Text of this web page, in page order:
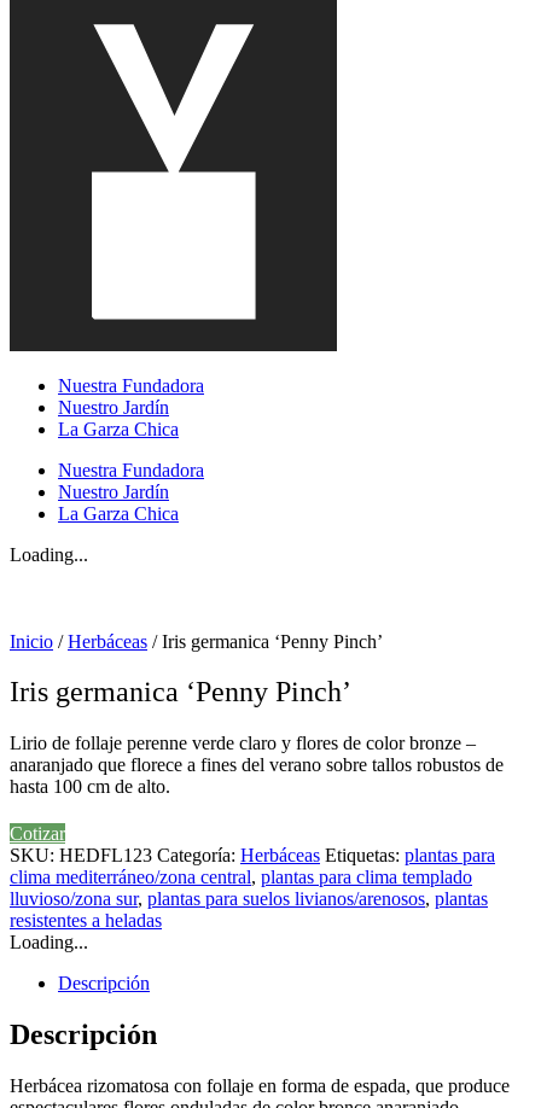
Nuestra Fundadora
Nuestro Jardín
La Garza Chica
Nuestra Fundadora
Nuestro Jardín
La Garza Chica
Loading...
Inicio /Herbáceas / Iris germanica ‘Penny Pinch’
Iris germanica ‘Penny Pinch’
Lirio de follaje perenne verde claro y flores de color bronze –
anaranjado que florece a fines del verano sobre tallos robustos de
hasta 100 cm de alto.
Cotizar
SKU: HEDFL123 Categoría: Herbáceas Etiquetas: plantas para
clima mediterráneo/zona central, plantas para clima templado
lluvioso/zona sur, plantas para suelos livianos/arenosos, plantas
resistentes a heladas
Loading...
Descripción
Descripción
Herbácea rizomatosa con follaje en forma de espada, que produce